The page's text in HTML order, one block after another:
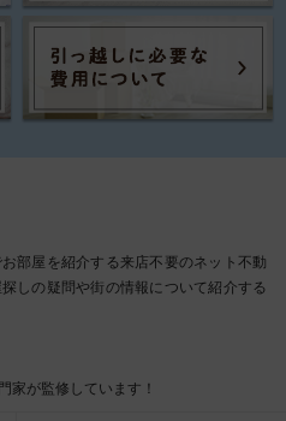
部屋を紹介する来店不要のネット不動
しの疑問や街の情報について紹介する
家が監修しています！